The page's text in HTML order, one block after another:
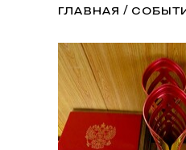
ГЛАВНАЯ /